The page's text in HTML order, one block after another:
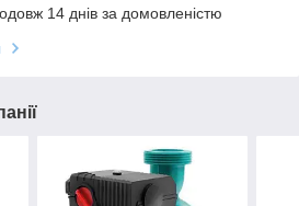
14 днів за домовленістю